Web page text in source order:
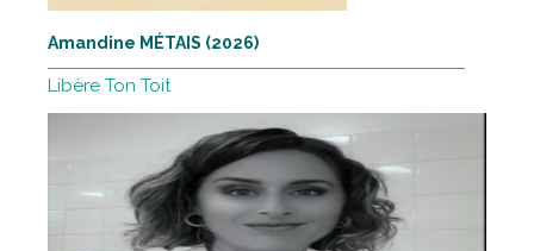
Amandine MÉTAIS (2026)
Libère Ton Toit